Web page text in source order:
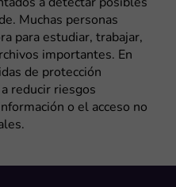
a detectar posibles
Muchas personas
para estudiar, trabajar,
importantes. En
de protección
reducir riesgos
o el acceso no